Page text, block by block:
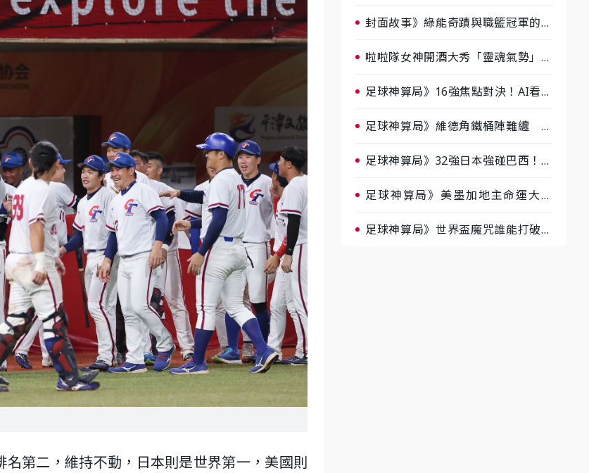
第二，維持不動，日本則是世界第一，美國則
比一個會-ep2
封面故事》綠能奇蹟與職籃冠軍的背
事》大談「心酸創業學」
啦啦隊女神開酒大秀「靈魂氣勢」！
大過招
足球神算局》16強焦點對決！AI看好
足球神算局》維德角鐵桶陣難纏 阿
足球神算局》32強日本強碰巴西！AI
爆冷
足球神算局》美墨加地主命運大解
足球神算局》世界盃魔咒誰能打破？